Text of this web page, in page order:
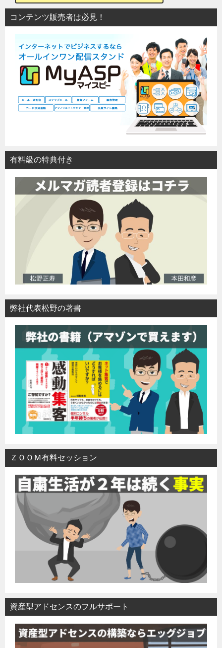
シ
ョ
コンテンツ販売者は必見！
有料級の特典付き
弊社代表松野の著書
ＺＯＯＭ有料セッション
資産型アドセンスのフルサポート